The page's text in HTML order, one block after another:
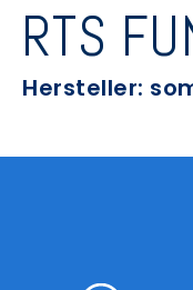
RTS
Hersteller: